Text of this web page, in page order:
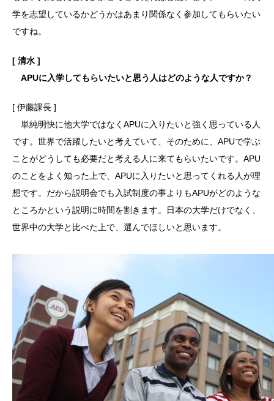
学を志望しているかどうかはあまり関係なく参加してもらいたい
ですね。
[ 清水 ]
APUに入学してもらいたいと思う人はどのような人ですか？
[ 伊藤課長 ]
単純明快に他大学ではなくAPUに入りたいと強く思っている人
です。世界で活躍したいと考えていて、そのために、APUで学ぶ
ことがどうしても必要だと考える人に来てもらいたいです。APU
のことをよく知った上で、APUに入りたいと思ってくれる人が理
想です。だから説明会でも入試制度の事よりもAPUがどのような
ところかという説明に時間を割きます。日本の大学だけでなく、
世界中の大学と比べた上で、選んでほしいと思います。